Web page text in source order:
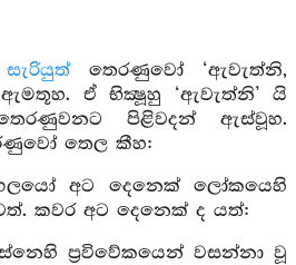
සැරියුත්තෙරණුවෝ ‘ඇවැත්නි,
ඒ භික්‍ෂූහු ‘ඇවැත්නි’ යි
පිළිවදන් ඇස්වූහ.
තෙල කීහ:
අට දෙනෙක් ලෝකයෙහි
කවර අට දෙනෙක් ද යත්:
ප්‍රවිවේකයෙන් වසන්නා වූ